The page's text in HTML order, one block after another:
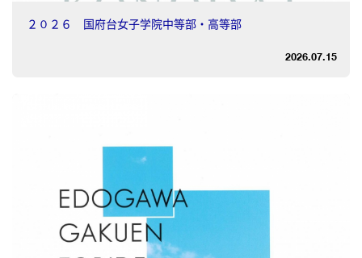
２０２６ 国府台女子学院中等部・高等部
2026.07.15